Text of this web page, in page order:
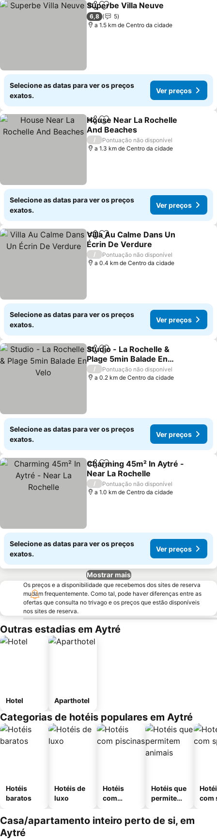
PartilharAdicionar aos favoritos
Superbe Villa Neuve
6,8
5
a 1.5 km de Centro da cidade
Selecione as datas para ver os preços
exatos.
Ver preços
PartilharAdicionar aos favoritos
House Near La Rochelle
And Beaches
Ver preços
/
Pontuação não disponível
a 1.3 km de Centro da cidade
Selecione as datas para ver os preços
exatos.
Ver preços
PartilharAdicionar aos favoritos
Villa Au Calme Dans Un
Écrin De Verdure
Ver preços
/
Pontuação não disponível
a 0.4 km de Centro da cidade
Selecione as datas para ver os preços
exatos.
Ver preços
PartilharAdicionar aos favoritos
Studio - La Rochelle &
Plage 5min Balade En
Velo
Ver preços
/
Pontuação não disponível
a 0.2 km de Centro da cidade
Selecione as datas para ver os preços
exatos.
Ver preços
PartilharAdicionar aos favoritos
Charming 45m² In Aytré -
Near La Rochelle
Ver preços
/
Pontuação não disponível
a 1.0 km de Centro da cidade
Selecione as datas para ver os preços
exatos.
Ver preços
Mostrar mais
Os preços e a disponibilidade que recebemos dos sites de reserva
mudam frequentemente. Como tal, pode haver diferenças entre as
ofertas que consulta no trivago e os preços que estão disponíveis
nos sites de reserva.
Outras estadias em Aytré
Hotel Aparthotel
Categorias de hotéis populares em Aytré
Hotéis
baratos
Hotéis de
luxo
Hotéis
com
Hotéis que
permitem
com
Casa/apartamento inteiro perto de si, em
Aytré